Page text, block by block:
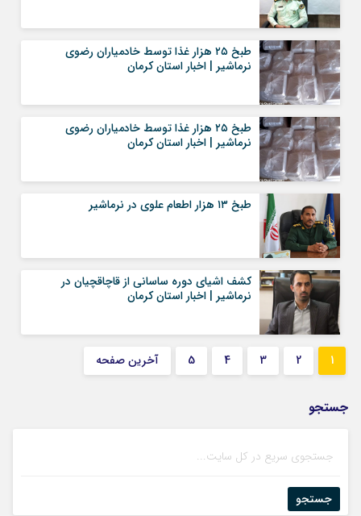
طبخ ۲۵ هزار غذا توسط خادمیاران رضوی
نرماشیر | اخبار استان کرمان
طبخ ۲۵ هزار غذا توسط خادمیاران رضوی
نرماشیر | اخبار استان کرمان
طبخ ۱۳ هزار اطعام علوی در نرماشیر
کشف اشیای دوره ساسانی از قاچاقچیان در
نرماشیر | اخبار استان کرمان
1
2
3
4
5 آخرین صفحه
جستجو
جستجو